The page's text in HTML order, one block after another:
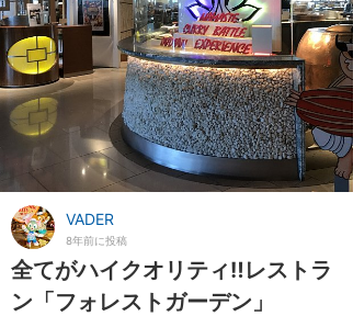
VADER
8年前に投稿
全てがハイクオリティ‼︎レストラ
ン「フォレストガーデン」